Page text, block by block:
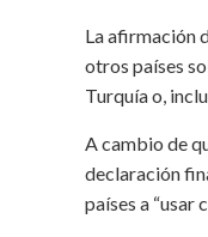
La afirmación
otros países
Turquía o,
A cambio de
declaración
países a “usar